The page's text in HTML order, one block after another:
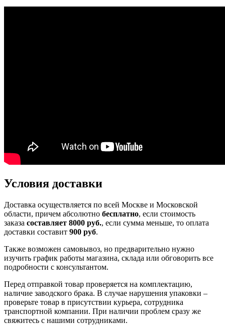
Условия доставки
Доставка осуществляется по всей Москве и Московской
области, причем абсолютно бесплатно, если стоимость
заказа составляет 8000 руб., если сумма меньше, то оплата
доставки составит 900 руб.
Также возможен самовывоз, но предварительно нужно
изучить график работы магазина, склада или обговорить все
подробности с консультантом.
Перед отправкой товар проверяется на комплектацию,
наличие заводского брака. В случае нарушения упаковки –
проверьте товар в присутствии курьера, сотрудника
транспортной компании. При наличии проблем сразу же
свяжитесь с нашими сотрудниками.